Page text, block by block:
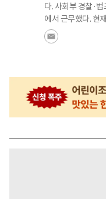
다. 사회부 경찰·
에서 근무했다. 현